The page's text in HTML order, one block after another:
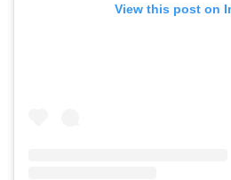
View this post on